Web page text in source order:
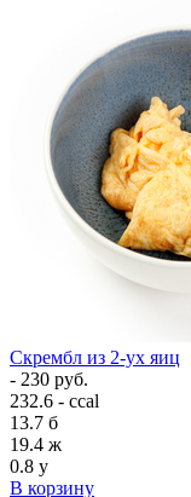
Скрембл из 2-ух яиц
- 230 руб.
232.6 - ccal
13.7 б
19.4 ж
0.8 у
В корзину